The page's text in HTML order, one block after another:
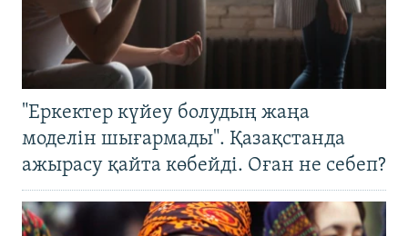
"Еркектер күйеу болудың жаңа
моделін шығармады". Қазақстанда
ажырасу қайта көбейді. Оған не себеп?